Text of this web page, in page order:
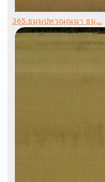
365.ธมฺมปทวณฺณนา ธมฺ...